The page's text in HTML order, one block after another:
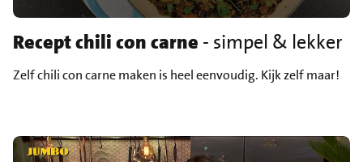
Recept chili con carne - simpel & lekker
Zelf chili con carne maken is heel eenvoudig. Kijk zelf maar!